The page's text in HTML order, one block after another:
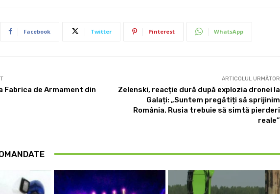
Facebook Twitter Pinterest WhatsApp
Fabrica de Armament din
ARTICOLUL URMĂTOR
Zelenski, reacție dură după explozia dronei la
Galați: „Suntem pregătiți să sprijinim
România. Rusia trebuie să simtă pierderi
reale”